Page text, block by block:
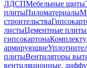
ЛДСПМебельные щиты
плитыПиломатериалы
строительства
листыЦементные плиты
гипсокартона
армирующие
плитыВентиляторы
вентиляционные,